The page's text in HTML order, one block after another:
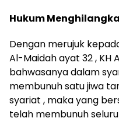
Hukum
Dengan merujuk
Al-Maidah ayat 32 , KH
bahwasanya dalam
membunuh satu jiwa
syariat , maka yang
telah membunuh